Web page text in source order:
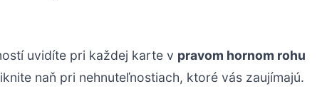
uvidíte pri každej karte v pravom hornom rohu
naň pri nehnuteľnostiach, ktoré vás zaujímajú.